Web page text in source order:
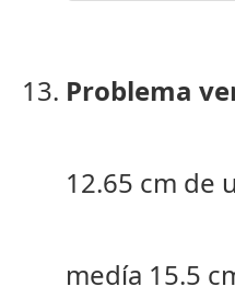
Problema
12.65 cm de
medía 15.5